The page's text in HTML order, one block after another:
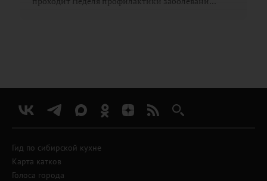
Гид по сибирской кухне
Карта катков
Голоса города